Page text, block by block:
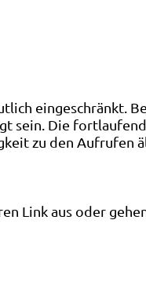
eingeschränkt.
sein. Die
zu den Aufrufen
Link aus oder